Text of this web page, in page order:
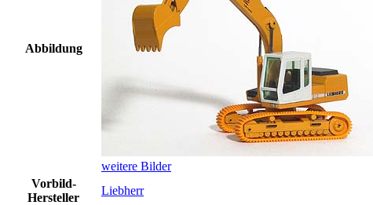
Abbildung
weitere Bilder
Vorbild-
Hersteller
Liebherr